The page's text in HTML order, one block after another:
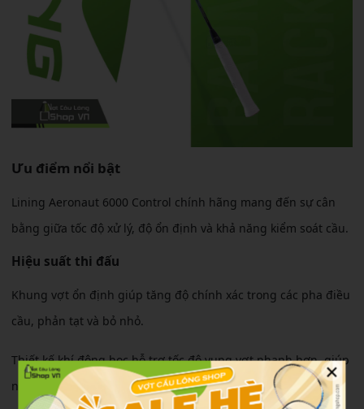
Ưu điểm nổi bật
Lining Aeronaut 6000 Control chính hãng mang đến sự cân
bằng giữa tốc độ xử lý, độ ổn định và khả năng kiểm soát cầu.
Hiệu suất thi đấu
Khung vợt ổn định giúp tăng độ chính xác trong các pha điều
cầu, phản tạt và bỏ nhỏ.
Thiết kế khí động học hỗ trợ tốc độ vung vợt nhanh hơn, giúp
người chơi xử lý linh hoạt trong các tình huống cầu nhanh.×